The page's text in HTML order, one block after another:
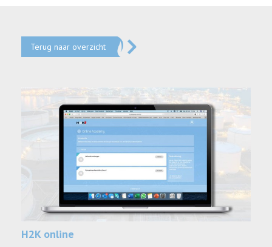
Terug naar overzicht
H2K online